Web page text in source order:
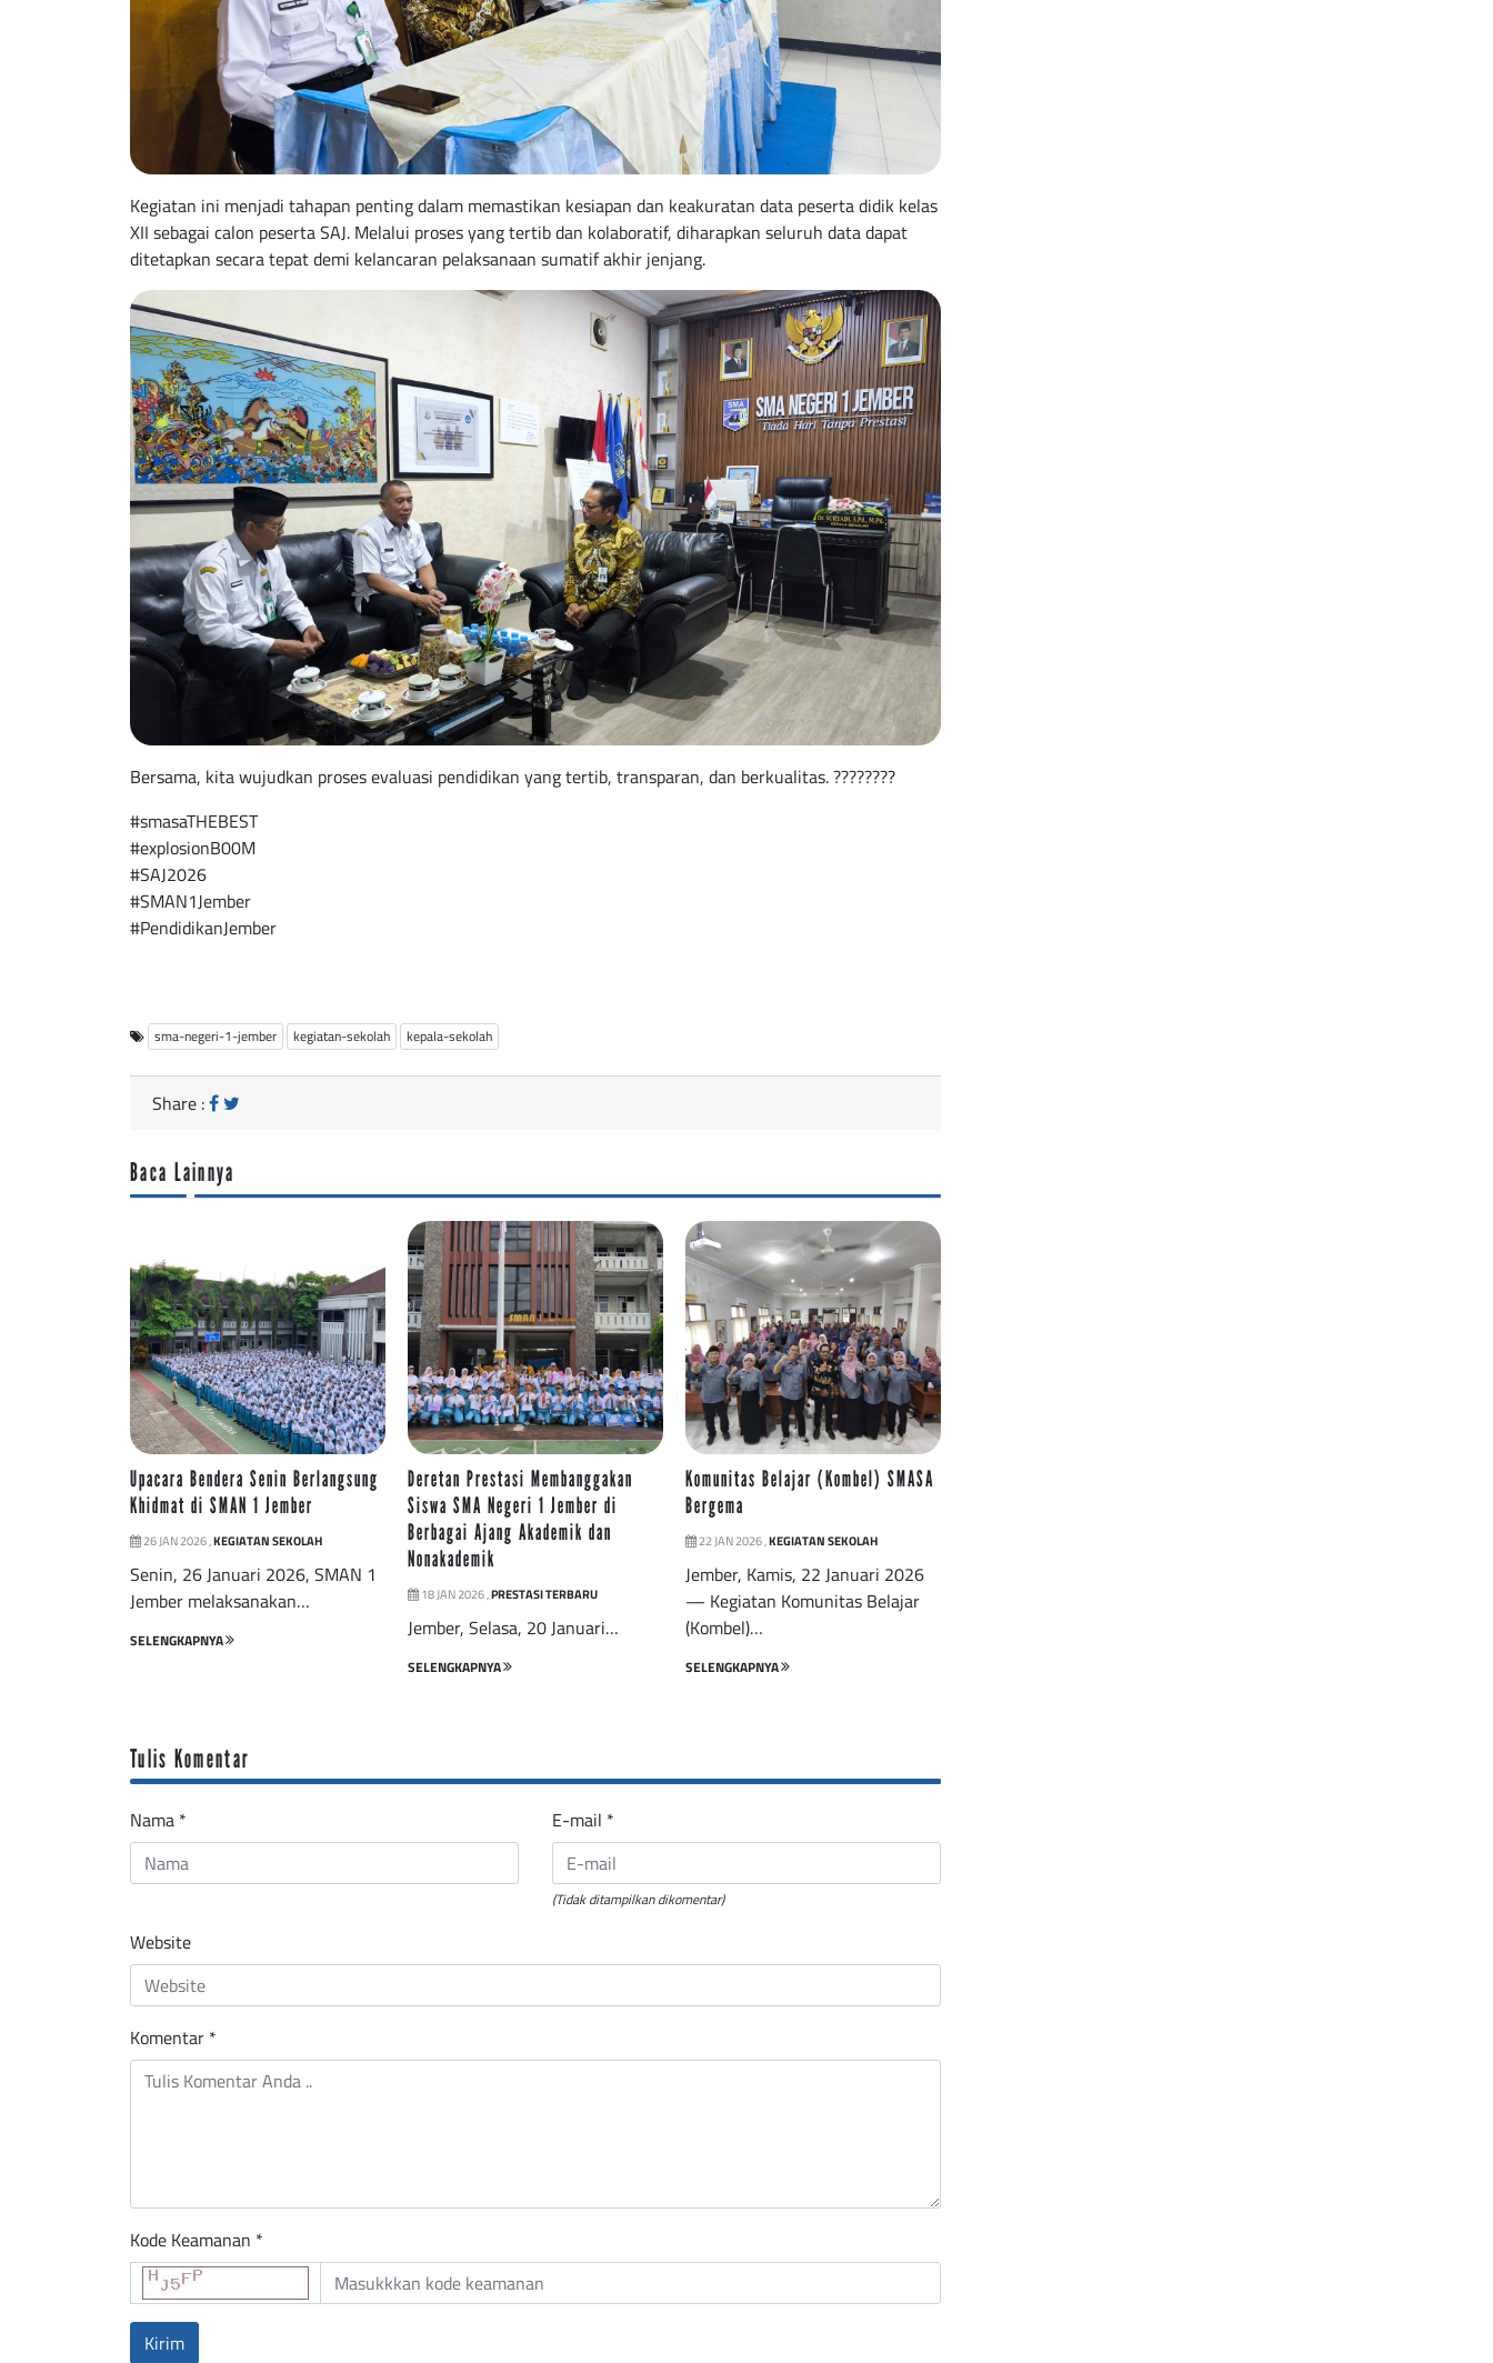
Kegiatan ini menjadi tahapan penting dalam memastikan kesiapan dan keakuratan data peserta didik kelas
XII sebagai calon peserta SAJ. Melalui proses yang tertib dan kolaboratif, diharapkan seluruh data dapat
ditetapkan secara tepat demi kelancaran pelaksanaan sumatif akhir jenjang.
Bersama, kita wujudkan proses evaluasi pendidikan yang tertib, transparan, dan berkualitas. ????????
#smasaTHEBEST
#explosionB00M
#SAJ2026
#SMAN1Jember
#PendidikanJember
sma-negeri-1-jember kegiatan-sekolah kepala-sekolah
Share :
Baca Lainnya
Upacara Bendera Senin Berlangsung
Khidmat di SMAN 1 Jember
26 JAN 2026 ,KEGIATAN SEKOLAH
Senin, 26 Januari 2026, SMAN 1
Jember melaksanakan…
SELENGKAPNYA
Deretan Prestasi Membanggakan
Siswa SMA Negeri 1 Jember di
Berbagai Ajang Akademik dan
Nonakademik
18 JAN 2026 ,PRESTASI TERBARU
Jember, Selasa, 20 Januari…
SELENGKAPNYA
Komunitas Belajar (Kombel) SMASA
Bergema
22 JAN 2026 ,KEGIATAN SEKOLAH
Jember, Kamis, 22 Januari 2026
— Kegiatan Komunitas Belajar
(Kombel)…
SELENGKAPNYA
Tulis Komentar
Nama * E-mail *
(Tidak ditampilkan dikomentar)
Website
Komentar *
Kode Keamanan *